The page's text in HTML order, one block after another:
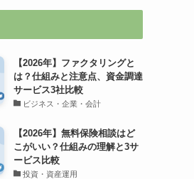
【2026年】ファクタリングと
は？仕組みと注意点、資金調達
サービス3社比較
ビジネス・企業・会計
【2026年】無料保険相談はど
こがいい？仕組みの理解と3サ
ービス比較
投資・資産運用